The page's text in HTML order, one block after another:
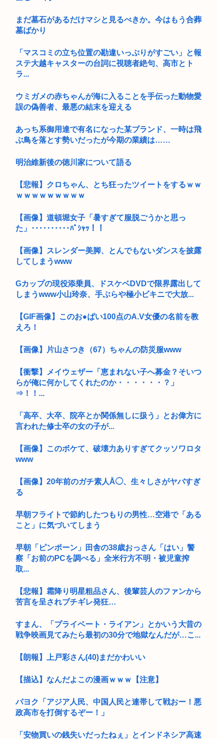
まだ墓石があるだけマシと見るべきか。今はもう合葬
墓ばかり
「マスコミの立ち位置の勘違いっぷりがすごい」と報
ステ大越キャスターの台詞に視聴者絶句、高市とト
ラ...
ウミガメの赤ちゃんが海に入ることを手伝った動物愛
誤の偽善者、最悪の結末を迎える
あっち系御用達で有名になった某ブランド、一時は飛
ぶ鳥を落とす勢いだったが今期の業績は……
明治維新後の徳川家について語る
【悲報】クロちゃん、とち狂ったツイートをするｗｗ
ｗｗｗｗｗｗｗｗｗ
【画像】道頓堀女子「暑すぎて服脱ごうかと思っ
た」･･････････ﾊﾟｼｬｯ！！
【画像】スレンダー美脚、とんでもないダンスを披露
してしまうwww
Gカップの現役添乗員、ドスケベDVDで限界露出して
しまうwww小山玲奈、手ぶらや極小ビキニで大放...
【GIF画像】このお●ぱい100点のA.V女優の名前を教
えろ！
【画像】片山さつき（67）ちゃんの防災服www
【衝撃】メイウェザー「恵まれない子へ募金？そいつ
らが俺に何かしてくれたのか・・・・・・？」
⇒！！...
「高卒、大卒、院卒とか関係無しに扱う」とお偉方に
言われた修士卒の女の子が...
【画像】このボケて、破壊力ありすぎてクッソワロタ
www
【画像】20年前のガチ素人Å◯、生々しさがヤバすぎ
る
早朝フライトで節約したつもりの男性…空港で「ある
こと」に気づいてしまう
早朝「ピンポーン」田舎の38歳おっさん「はい」警
察「お前のPCを調べる」全米行方不明・被児童搾
取...
【悲報】霜降り明星粗品さん、後輩芸人のファンから
苦言を呈されブチギレ発狂…
すまん、「プライベート・ライアン」とかいう大昔の
戦争映画見てみたら最初の30分で地獄なんだが…こ...
【朗報】上戸彩さん(40)まだかわいい
【描込】なんだよこの漫画ｗｗｗ【注意】
パヨク「アジア人民、中国人民と連帯して戦おー！悪
政高市を打倒するぞー！」
「安物買いの銭失いだったねぇ」とインドネシア高速